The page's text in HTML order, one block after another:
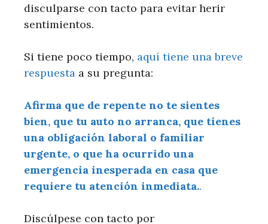
disculparse con tacto para evitar herir
sentimientos.
Si tiene poco tiempo, aquí tiene una breve
respuesta a su pregunta:
Afirma que de repente no te sientes
bien, que tu auto no arranca, que tienes
una obligación laboral o familiar
urgente, o que ha ocurrido una
emergencia inesperada en casa que
requiere tu atención inmediata..
Discúlpese con tacto por